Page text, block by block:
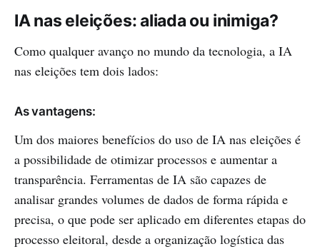
IA nas eleições: aliada ou inimiga?
Como qualquer avanço no mundo da tecnologia, a IA
nas eleições tem dois lados:
As vantagens:
Um dos maiores benefícios do uso de IA nas eleições é
a possibilidade de otimizar processos e aumentar a
transparência. Ferramentas de IA são capazes de
analisar grandes volumes de dados de forma rápida e
precisa, o que pode ser aplicado em diferentes etapas do
processo eleitoral, desde a organização logística das